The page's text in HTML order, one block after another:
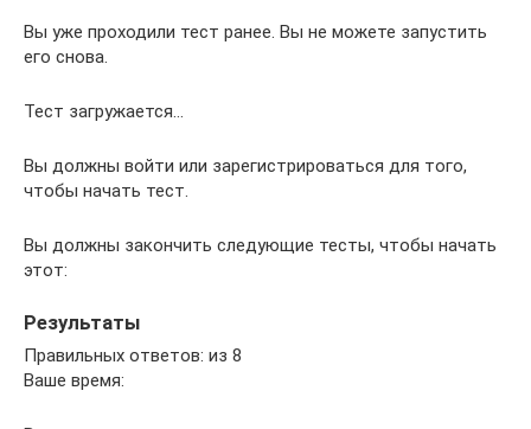
Вы уже проходили тест ранее. Вы не можете запустить
его снова.
Тест загружается…
Вы должны войти или зарегистрироваться для того,
чтобы начать тест.
Вы должны закончить следующие тесты, чтобы начать
этот:
Результаты
Правильных ответов: из 8
Ваше время: